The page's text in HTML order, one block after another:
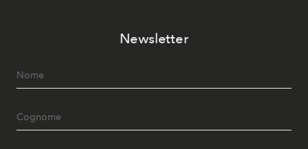
Newsletter